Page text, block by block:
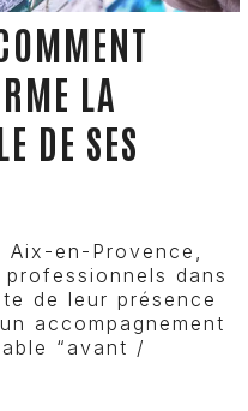
LA
DE SES
Aix-en-Provence,
dans
de leur présence
accompagnement
“avant /